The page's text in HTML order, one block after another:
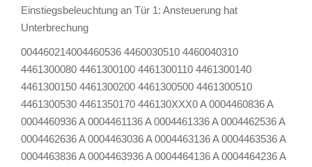
Einstiegsbeleuchtung an Tür 1: Ansteuerung hat
Unterbrechung
004460214004460536 4460030510 4460040310
4461300080 4461300100 4461300110 4461300140
4461300150 4461300200 4461300500 4461300510
4461300530 4461350170 446130XXX0 A 0004460836 A
0004460936 A 0004461136 A 0004461336 A 0004462536 A
0004462636 A 0004463036 A 0004463136 A 0004463536 A
0004463836 A 0004463936 A 0004464136 A 0004464236 A